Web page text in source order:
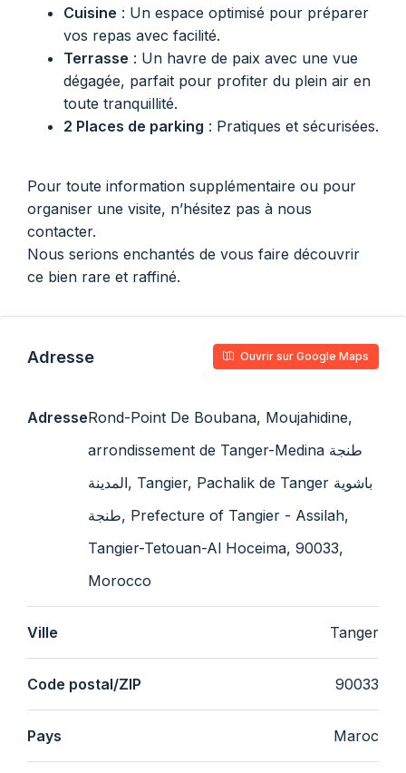
Cuisine : Un espace optimisé pour préparer
vos repas avec facilité.
Terrasse : Un havre de paix avec une vue
dégagée, parfait pour profiter du plein air en
toute tranquillité.
2 Places de parking : Pratiques et sécurisées.
Pour toute information supplémentaire ou pour
organiser une visite, n’hésitez pas à nous
contacter.
Nous serions enchantés de vous faire découvrir
ce bien rare et raffiné.
Adresse Ouvrir sur Google Maps
AdresseRond-Point De Boubana, Moujahidine,
arrondissement de Tanger-Medina طنجة
المدينة, Tangier, Pachalik de Tanger باشوية
طنجة, Prefecture of Tangier - Assilah,
Tangier-Tetouan-Al Hoceima, 90033,
Morocco
Ville Tanger
Code postal/ZIP 90033
Pays Maroc